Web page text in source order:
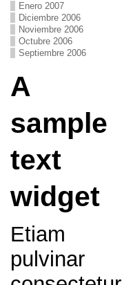
Enero 2007
Diciembre 2006
Noviembre 2006
Octubre 2006
Septiembre 2006
A
sample
text
widget
Etiam
pulvinar